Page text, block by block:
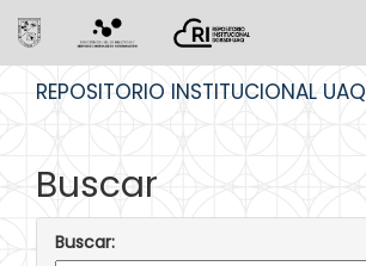
REPOSITORIO INSTITUCIONAL UAQ
Buscar
Buscar: